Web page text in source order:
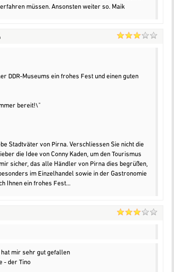
müssen. Ansonsten weiter so. Maik
DDR-Museums ein frohes Fest und einen guten
bereit!\"
Stadtväter von Pirna. Verschliessen Sie nicht die
die Idee von Conny Kaden, um den Tourismus
sicher, das alle Händler von Pirna dies begrüßen,
im Einzelhandel sowie in der Gastronomie
Ihnen ein frohes Fest...
hat mir sehr gut gefallen
- der Tino